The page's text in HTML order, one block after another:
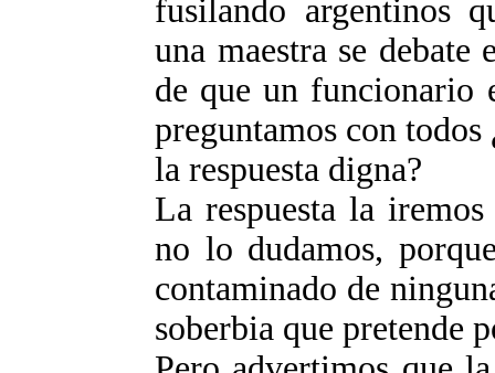
fusilando argentinos
una maestra se
de que un funcionario
preguntamos con
la respuesta digna?
La respuesta la
no lo dudamos,
contaminado de
soberbia que pretende